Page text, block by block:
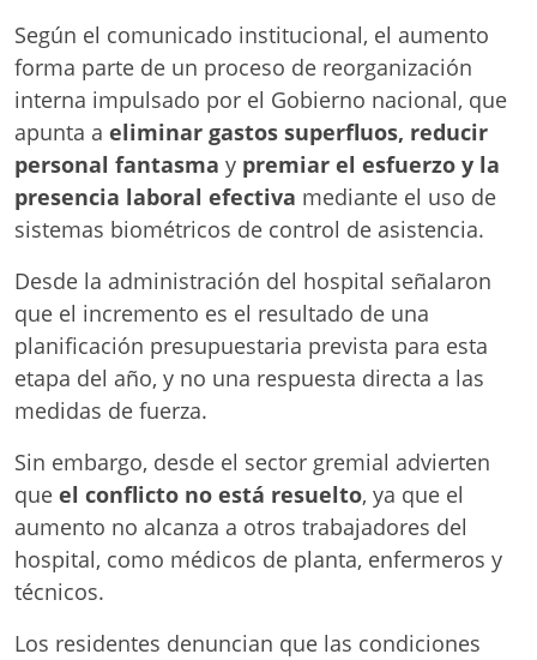
Según el comunicado institucional, el aumento
forma parte de un proceso de reorganización
interna impulsado por el Gobierno nacional, que
apunta a eliminar gastos superfluos, reducir
personal fantasma y premiar el esfuerzo y la
presencia laboral efectiva mediante el uso de
sistemas biométricos de control de asistencia.
Desde la administración del hospital señalaron
que el incremento es el resultado de una
planificación presupuestaria prevista para esta
etapa del año, y no una respuesta directa a las
medidas de fuerza.
Sin embargo, desde el sector gremial advierten
que el conflicto no está resuelto, ya que el
aumento no alcanza a otros trabajadores del
hospital, como médicos de planta, enfermeros y
técnicos.
Los residentes denuncian que las condiciones